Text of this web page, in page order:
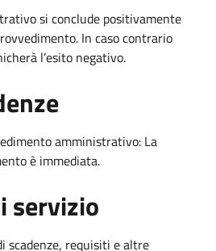
si conclude positivamente
In caso contrario
l’esito negativo.
amministrativo: La
è immediata.
servizio
scadenze, requisiti e altre